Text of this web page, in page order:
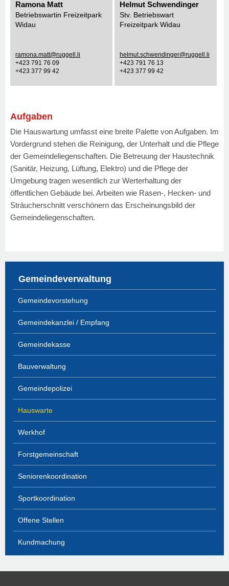
Ramona Matt
Betriebswartin Freizeitpark
Widau
ramona.matt@ruggell.li
+423 791 76 09
+423 377 99 42
Helmut Schwendinger
Stv. Betriebswart
Freizeitpark Widau
helmut.schwendinger@ruggell.li
+423 791 76 13
+423 377 99 42
Aufgaben
Die Hauswartung umfasst eine breite Palette von Aufgaben. Im
Vordergrund stehen die Reinigung, der Unterhalt und die Pflege
der Gemeindeliegenschaften. Die Betreuung der Haustechnik
(Sanitär, Heizung, Lüftung, Elektro) und die Pflege der
Umgebung tragen wesentlich zur Werterhaltung der
öffentlichen Gebäude bei. Arbeiten wie Rasen-, Hecken- und
Sträucherschnitt verschönern das Erscheinungsbild der
Gemeindeliegenschaften.
Gemeindeverwaltung
Gemeindevorstehung
Gemeindekanzlei / Empfang
Gemeindekasse
Bauverwaltung
Gemeindepolizei
Hauswarte
Werkhof
Forstgemeinschaft
Seniorenkoordination
Sportkoordination
Offene Stellen
Kundmachung